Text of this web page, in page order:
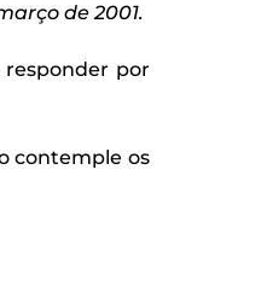
ço de 2001.
responder por
contemple os